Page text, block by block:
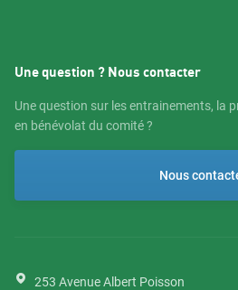
Une question ? Nous contacter
Une question sur les entrainements, la
en bénévolat du comité ?
Nous
253 Avenue Albert Poisson